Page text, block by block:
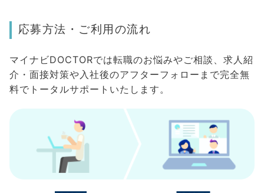
応募方法・ご利用の流れ
マイナビDOCTORでは転職のお悩みやご相談、求人紹
介・面接対策や入社後のアフターフォローまで完全無
料でトータルサポートいたします。